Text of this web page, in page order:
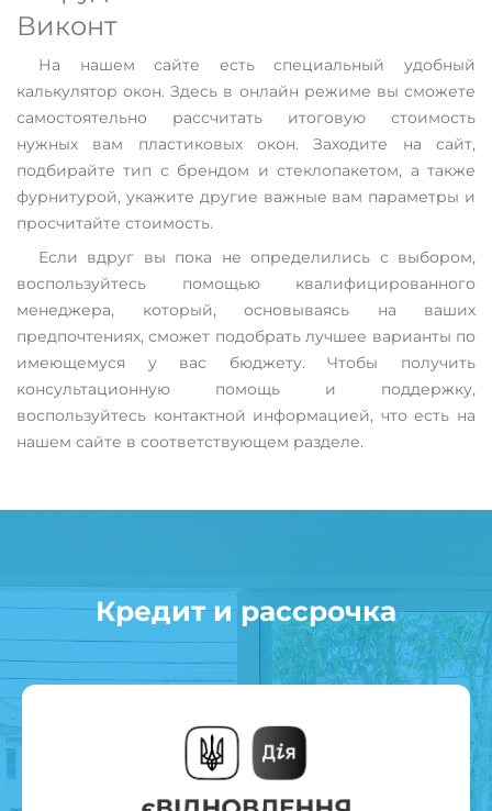
Виконт
На нашем сайте есть специальный удобный
калькулятор окон. Здесь в онлайн режиме вы сможете
самостоятельно рассчитать итоговую стоимость
нужных вам пластиковых окон. Заходите на сайт,
подбирайте тип с брендом и стеклопакетом, а также
фурнитурой, укажите другие важные вам параметры и
просчитайте стоимость.
Если вдруг вы пока не определились с выбором,
воспользуйтесь помощью квалифицированного
менеджера, который, основываясь на ваших
предпочтениях, сможет подобрать лучшее варианты по
имеющемуся у вас бюджету. Чтобы получить
консультационную помощь и поддержку,
воспользуйтесь контактной информацией, что есть на
нашем сайте в соответствующем разделе.
Кредит и рассрочка